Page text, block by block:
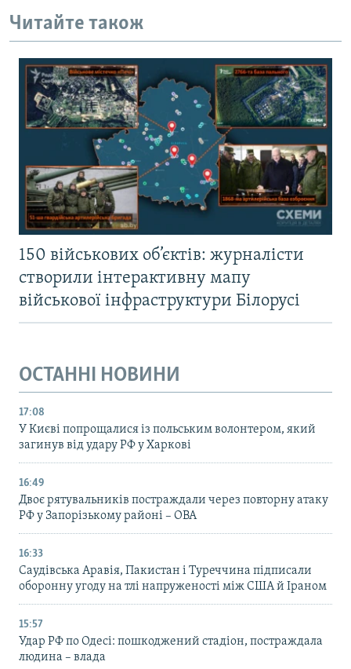
Читайте також
150 військових об’єктів: журналісти
створили інтерактивну мапу
військової інфраструктури Білорусі
ОСТАННІ НОВИНИ
17:08
У Києві попрощалися із польським волонтером, який
загинув від удару РФ у Харкові
16:49
Двоє рятувальників постраждали через повторну атаку
РФ у Запорізькому районі – ОВА
16:33
Саудівська Аравія, Пакистан і Туреччина підписали
оборонну угоду на тлі напруженості між США й Іраном
15:57
Удар РФ по Одесі: пошкоджений стадіон, постраждала
людина – влада